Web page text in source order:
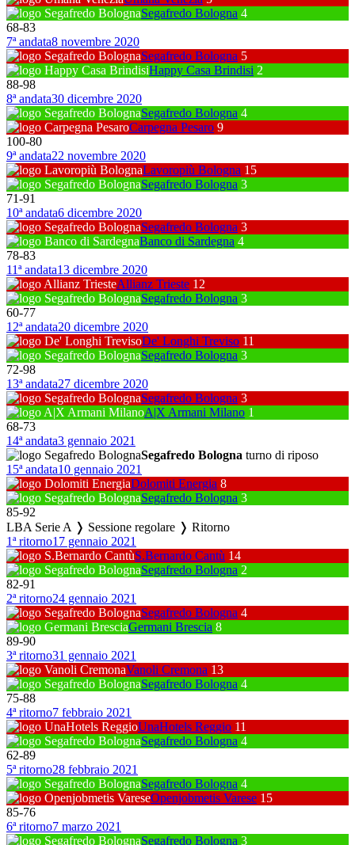
Segafredo Bologna 4
68-83
7ª andata8 novembre 2020
Segafredo Bologna 5
Happy Casa Brindisi 2
88-98
8ª andata30 dicembre 2020
Segafredo Bologna 4
Carpegna Pesaro 9
100-80
9ª andata22 novembre 2020
Lavoropiù Bologna 15
Segafredo Bologna 3
71-91
10ª andata6 dicembre 2020
Segafredo Bologna 3
Banco di Sardegna 4
78-83
11ª andata13 dicembre 2020
Allianz Trieste 12
Segafredo Bologna 3
60-77
12ª andata20 dicembre 2020
De' Longhi Treviso 11
Segafredo Bologna 3
72-98
13ª andata27 dicembre 2020
Segafredo Bologna 3
A|X Armani Milano 1
68-73
14ª andata3 gennaio 2021
Segafredo Bologna turno di riposo
15ª andata10 gennaio 2021
Dolomiti Energia 8
Segafredo Bologna 3
85-92
LBA Serie A ❭ Sessione regolare ❭ Ritorno
1ª ritorno17 gennaio 2021
S.Bernardo Cantù 14
Segafredo Bologna 2
82-91
2ª ritorno24 gennaio 2021
Segafredo Bologna 4
Germani Brescia 8
89-90
3ª ritorno31 gennaio 2021
Vanoli Cremona 13
Segafredo Bologna 4
75-88
4ª ritorno7 febbraio 2021
UnaHotels Reggio 11
Segafredo Bologna 4
62-89
5ª ritorno28 febbraio 2021
Segafredo Bologna 4
Openjobmetis Varese 15
85-76
6ª ritorno7 marzo 2021
Segafredo Bologna 3